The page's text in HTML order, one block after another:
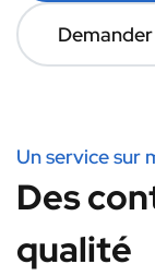
Un service sur
Des
qualité